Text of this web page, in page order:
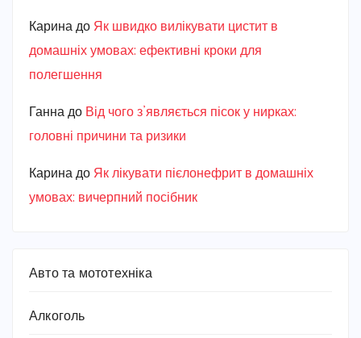
Карина до Як швидко вилікувати цистит в
домашніх умовах: ефективні кроки для
полегшення
Ганна до Від чого з’являється пісок у нирках:
головні причини та ризики
Карина до Як лікувати пієлонефрит в домашніх
умовах: вичерпний посібник
Авто та мототехніка
Алкоголь